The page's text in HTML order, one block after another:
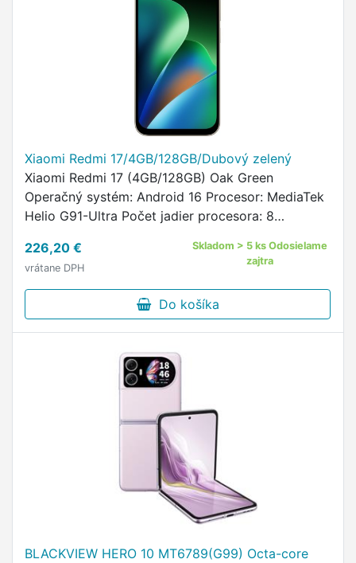
Xiaomi Redmi 17/4GB/128GB/Dubový zelený
Xiaomi Redmi 17 (4GB/128GB) Oak Green
Operačný systém: Android 16 Procesor: MediaTek
Helio G91-Ultra Počet jadier procesora: 8
pamäť [GB]: 128 GB Veľkosť RAM …
226,20 €
vrátane DPH
Skladom > 5 ks Odosielame
zajtra
Do košíka
BLACKVIEW HERO 10 MT6789(G99) Octa-core